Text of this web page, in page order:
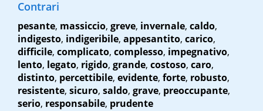
Contrari
pesante, massiccio, greve, invernale, caldo,
indigesto, indigeribile, appesantito, carico,
difficile, complicato, complesso, impegnativo,
lento, legato, rigido, grande, costoso, caro,
distinto, percettibile, evidente, forte, robusto,
resistente, sicuro, saldo, grave, preoccupante,
serio, responsabile, prudente